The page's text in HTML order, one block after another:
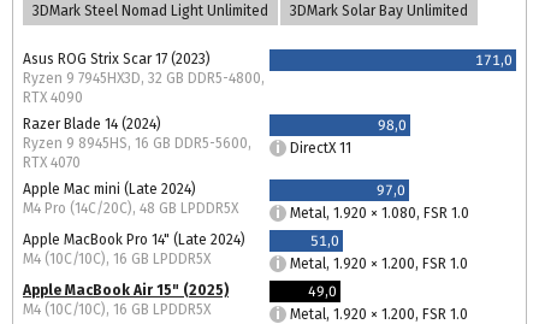
3DMark Steel Nomad Light Unlimited
3DMark Solar Bay Unlimited
Asus ROG Strix Scar 17 (2023)
Ryzen 9 7945HX3D, 32 GB DDR5-4800,
RTX 4090
171,0
Razer Blade 14 (2024)
Ryzen 9 8945HS, 16 GB DDR5-5600,
RTX 4070
98,0
DirectX 11
Apple Mac mini (Late 2024)
M4 Pro (14C/20C), 48 GB LPDDR5X
97,0
Metal, 1.920 × 1.080, FSR 1.0
Apple MacBook Pro 14" (Late 2024)
M4 (10C/10C), 16 GB LPDDR5X
51,0
Metal, 1.920 × 1.200, FSR 1.0
Apple MacBook Air 15" (2025)
M4 (10C/10C), 16 GB LPDDR5X
49,0
Metal, 1.920 × 1.200, FSR 1.0